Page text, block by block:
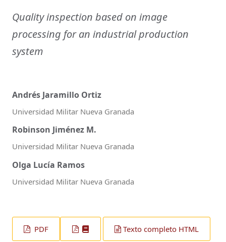
Quality inspection based on image
processing for an industrial production
system
Andrés Jaramillo Ortiz
Universidad Militar Nueva Granada
Robinson Jiménez M.
Universidad Militar Nueva Granada
Olga Lucía Ramos
Universidad Militar Nueva Granada
PDF Texto completo HTML